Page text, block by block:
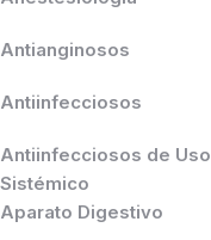
Antianginosos
Antiinfecciosos
Antiinfecciosos de Uso
Sistémico
Aparato Digestivo